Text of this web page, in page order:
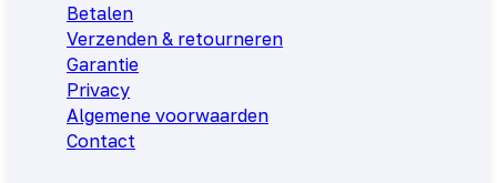
Betalen
Verzenden & retourneren
Garantie
Privacy
Algemene voorwaarden
Contact